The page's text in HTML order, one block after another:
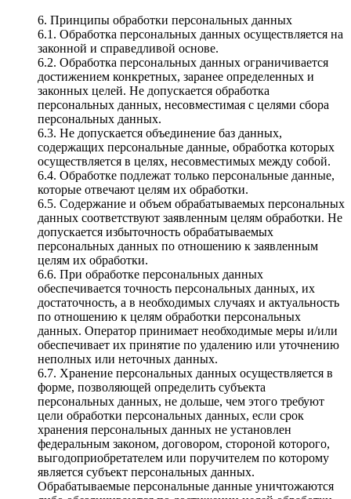
6. Принципы обработки персональных данных
6.1. Обработка персональных данных осуществляется на
законной и справедливой основе.
6.2. Обработка персональных данных ограничивается
достижением конкретных, заранее определенных и
законных целей. Не допускается обработка
персональных данных, несовместимая с целями сбора
персональных данных.
6.3. Не допускается объединение баз данных,
содержащих персональные данные, обработка которых
осуществляется в целях, несовместимых между собой.
6.4. Обработке подлежат только персональные данные,
которые отвечают целям их обработки.
6.5. Содержание и объем обрабатываемых персональных
данных соответствуют заявленным целям обработки. Не
допускается избыточность обрабатываемых
персональных данных по отношению к заявленным
целям их обработки.
6.6. При обработке персональных данных
обеспечивается точность персональных данных, их
достаточность, а в необходимых случаях и актуальность
по отношению к целям обработки персональных
данных. Оператор принимает необходимые меры и/или
обеспечивает их принятие по удалению или уточнению
неполных или неточных данных.
6.7. Хранение персональных данных осуществляется в
форме, позволяющей определить субъекта
персональных данных, не дольше, чем этого требуют
цели обработки персональных данных, если срок
хранения персональных данных не установлен
федеральным законом, договором, стороной которого,
выгодоприобретателем или поручителем по которому
является субъект персональных данных.
Обрабатываемые персональные данные уничтожаются